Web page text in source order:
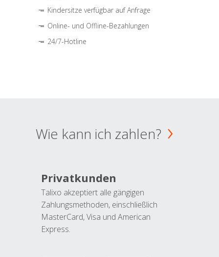
Kindersitze verfügbar auf Anfrage
Online- und Offline-Bezahlungen
24/7-Hotline
Wie kann ich zahlen?
Privatkunden
Talixo akzeptiert alle gängigen
Zahlungsmethoden, einschließlich
MasterCard, Visa und American
Express.